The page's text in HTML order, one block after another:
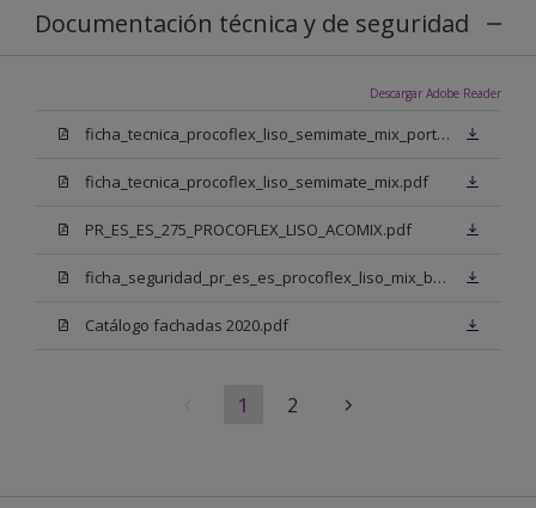
Documentación técnica y de seguridad
Descargar Adobe Reader
ficha_tecnica_procoflex_liso_semimate_mix_portugues.pdf
ficha_tecnica_procoflex_liso_semimate_mix.pdf
PR_ES_ES_275_PROCOFLEX_LISO_ACOMIX.pdf
ficha_seguridad_pr_es_es_procoflex_liso_mix_bb.pdf
Catálogo fachadas 2020.pdf
1 2